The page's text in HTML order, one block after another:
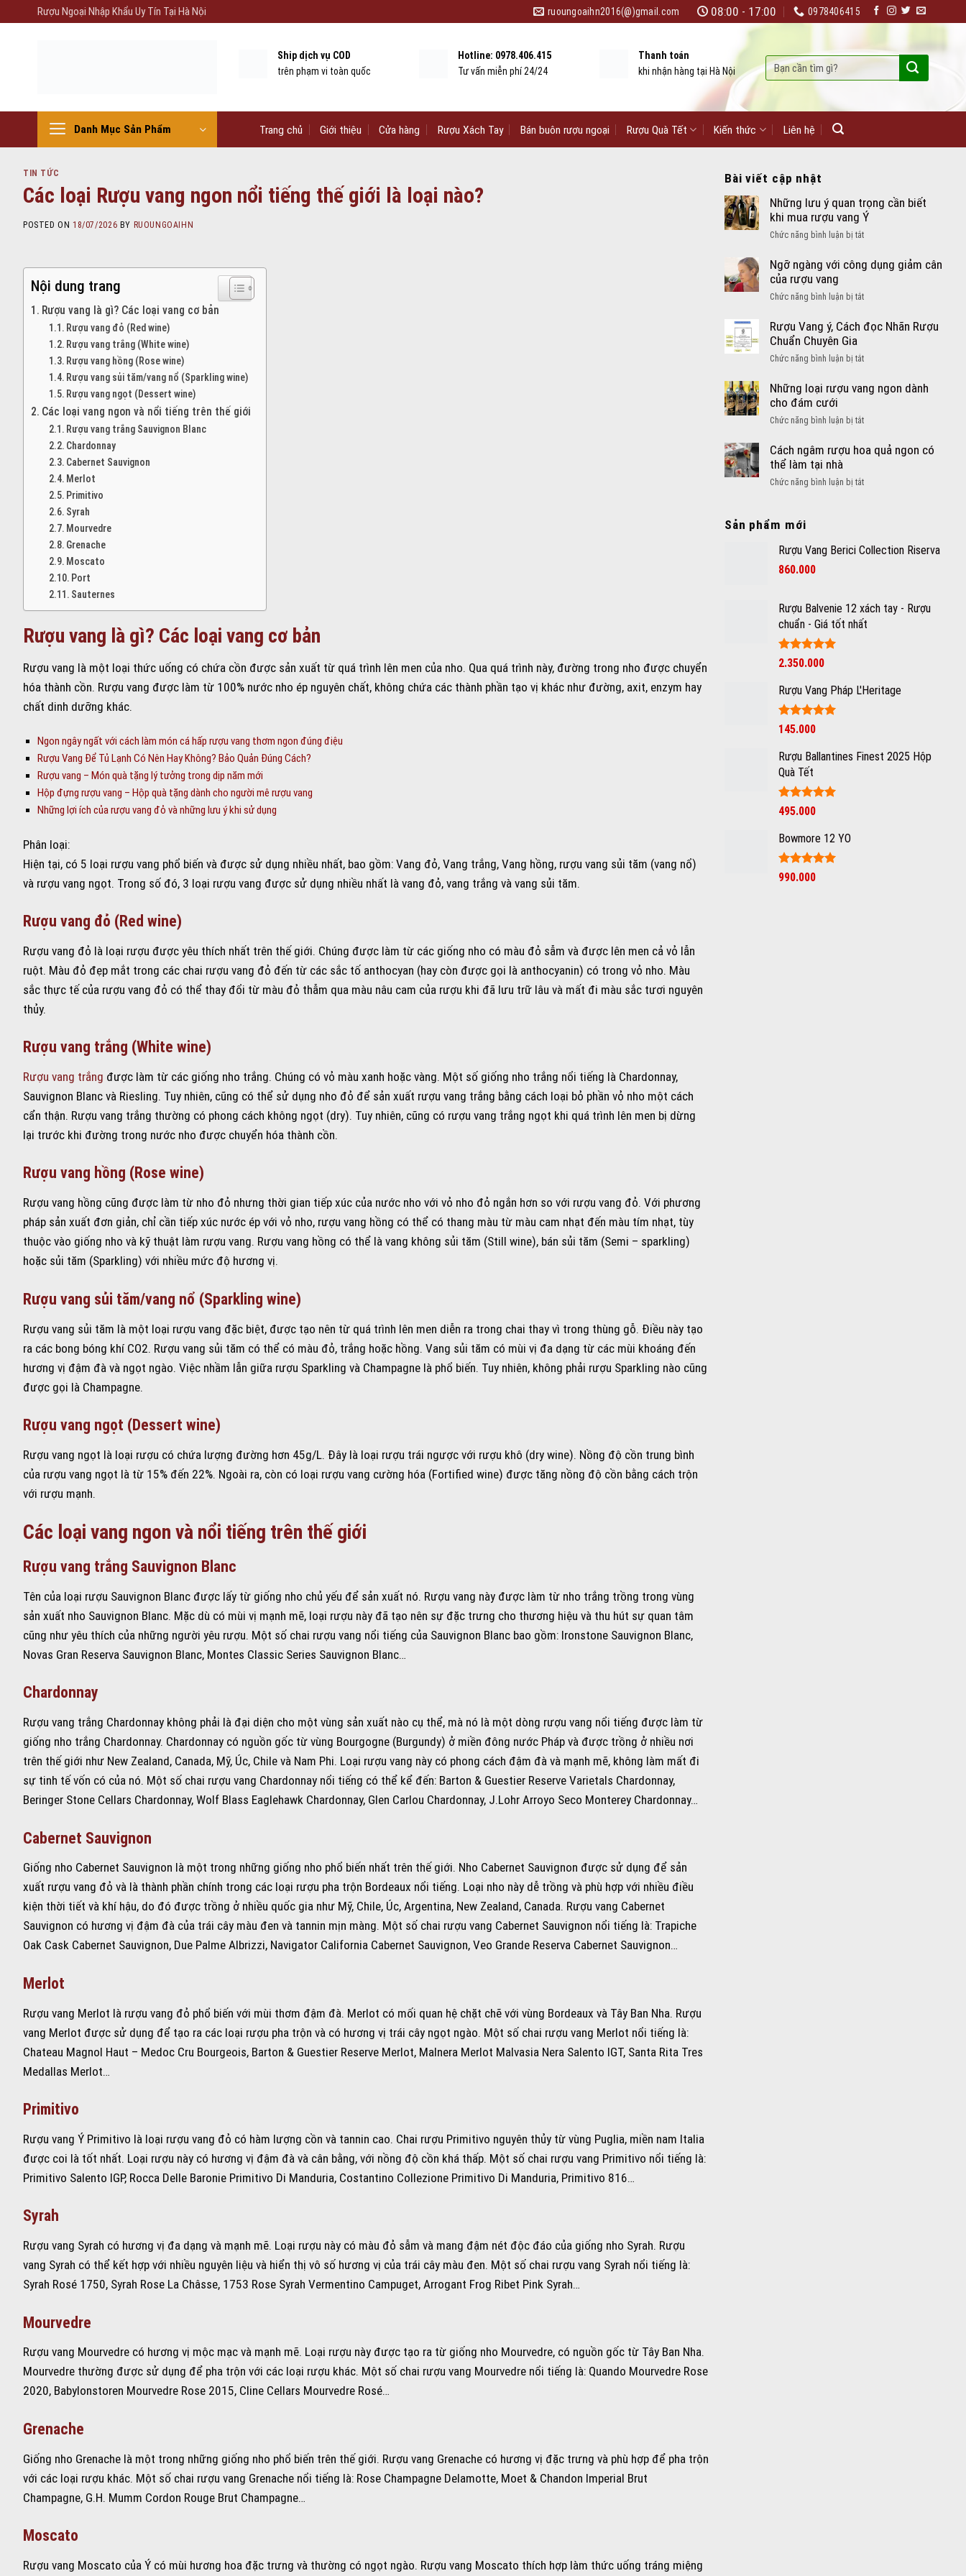
Rượu Ngoại Nhập Khẩu Uy Tín Tại Hà Nội ruoungoaihn2016(@)gmail.com 08:00 - 17:00 0978406415
Ship dịch vụ COD
trên phạm vi toàn quốc
Hotline: 0978.406.415
Tư vấn miễn phí 24/24
Thanh toán
khi nhận hàng tại Hà Nội
Tìm
kiếm:
Danh Mục Sản Phẩm Trang chủ Giới thiệu Cửa hàng Rượu Xách Tay Bán buôn rượu ngoại Rượu Quà Tết Kiến thức Liên hệ
TIN TỨC
Các loại Rượu vang ngon nổi tiếng thế giới là loại nào?
POSTED ON 18/07/2026 BY RUOUNGOAIHN
Nội dung trang
Rượu vang là gì? Các loại vang cơ bản
Rượu vang đỏ (Red wine)
Rượu vang trắng (White wine)
Rượu vang hồng (Rose wine)
Rượu vang sủi tăm/vang nổ (Sparkling wine)
Rượu vang ngọt (Dessert wine)
Các loại vang ngon và nổi tiếng trên thế giới
Rượu vang trắng Sauvignon Blanc
Chardonnay
Cabernet Sauvignon
Merlot
Primitivo
Syrah
Mourvedre
Grenache
Moscato
Port
Sauternes
Rượu vang là gì? Các loại vang cơ bản
Rượu vang là một loại thức uống có chứa cồn được sản xuất từ quá trình lên men của nho. Qua quá trình này, đường trong nho được chuyển
hóa thành cồn. Rượu vang được làm từ 100% nước nho ép nguyên chất, không chứa các thành phần tạo vị khác như đường, axit, enzym hay
chất dinh dưỡng khác.
Ngon ngây ngất với cách làm món cá hấp rượu vang thơm ngon đúng điệu
Rượu Vang Để Tủ Lạnh Có Nên Hay Không? Bảo Quản Đúng Cách?
Rượu vang – Món quà tặng lý tưởng trong dịp năm mới
Hộp đựng rượu vang – Hộp quà tặng dành cho người mê rượu vang
Những lợi ích của rượu vang đỏ và những lưu ý khi sử dụng
Phân loại:
Hiện tại, có 5 loại rượu vang phổ biến và được sử dụng nhiều nhất, bao gồm: Vang đỏ, Vang trắng, Vang hồng, rượu vang sủi tăm (vang nổ)
và rượu vang ngọt. Trong số đó, 3 loại rượu vang được sử dụng nhiều nhất là vang đỏ, vang trắng và vang sủi tăm.
Rượu vang đỏ (Red wine)
Rượu vang đỏ là loại rượu được yêu thích nhất trên thế giới. Chúng được làm từ các giống nho có màu đỏ sẫm và được lên men cả vỏ lẫn
ruột. Màu đỏ đẹp mắt trong các chai rượu vang đỏ đến từ các sắc tố anthocyan (hay còn được gọi là anthocyanin) có trong vỏ nho. Màu
sắc thực tế của rượu vang đỏ có thể thay đổi từ màu đỏ thẫm qua màu nâu cam của rượu khi đã lưu trữ lâu và mất đi màu sắc tươi nguyên
thủy.
Rượu vang trắng (White wine)
Rượu vang trắng được làm từ các giống nho trắng. Chúng có vỏ màu xanh hoặc vàng. Một số giống nho trắng nổi tiếng là Chardonnay,
Sauvignon Blanc và Riesling. Tuy nhiên, cũng có thể sử dụng nho đỏ để sản xuất rượu vang trắng bằng cách loại bỏ phần vỏ nho một cách
cẩn thận. Rượu vang trắng thường có phong cách không ngọt (dry). Tuy nhiên, cũng có rượu vang trắng ngọt khi quá trình lên men bị dừng
lại trước khi đường trong nước nho được chuyển hóa thành cồn.
Rượu vang hồng (Rose wine)
Rượu vang hồng cũng được làm từ nho đỏ nhưng thời gian tiếp xúc của nước nho với vỏ nho đỏ ngắn hơn so với rượu vang đỏ. Với phương
pháp sản xuất đơn giản, chỉ cần tiếp xúc nước ép với vỏ nho, rượu vang hồng có thể có thang màu từ màu cam nhạt đến màu tím nhạt, tùy
thuộc vào giống nho và kỹ thuật làm rượu vang. Rượu vang hồng có thể là vang không sủi tăm (Still wine), bán sủi tăm (Semi – sparkling)
hoặc sủi tăm (Sparkling) với nhiều mức độ hương vị.
Rượu vang sủi tăm/vang nổ (Sparkling wine)
Rượu vang sủi tăm là một loại rượu vang đặc biệt, được tạo nên từ quá trình lên men diễn ra trong chai thay vì trong thùng gỗ. Điều này tạo
ra các bong bóng khí CO2. Rượu vang sủi tăm có thể có màu đỏ, trắng hoặc hồng. Vang sủi tăm có mùi vị đa dạng từ các mùi khoáng đến
hương vị đậm đà và ngọt ngào. Việc nhầm lẫn giữa rượu Sparkling và Champagne là phổ biến. Tuy nhiên, không phải rượu Sparkling nào cũng
được gọi là Champagne.
Rượu vang ngọt (Dessert wine)
Rượu vang ngọt là loại rượu có chứa lượng đường hơn 45g/L. Đây là loại rượu trái ngược với rượu khô (dry wine). Nồng độ cồn trung bình
của rượu vang ngọt là từ 15% đến 22%. Ngoài ra, còn có loại rượu vang cường hóa (Fortified wine) được tăng nồng độ cồn bằng cách trộn
với rượu mạnh.
Các loại vang ngon và nổi tiếng trên thế giới
Rượu vang trắng Sauvignon Blanc
Tên của loại rượu Sauvignon Blanc được lấy từ giống nho chủ yếu để sản xuất nó. Rượu vang này được làm từ nho trắng trồng trong vùng
sản xuất nho Sauvignon Blanc. Mặc dù có mùi vị mạnh mẽ, loại rượu này đã tạo nên sự đặc trưng cho thương hiệu và thu hút sự quan tâm
cũng như yêu thích của những người yêu rượu. Một số chai rượu vang nổi tiếng của Sauvignon Blanc bao gồm: Ironstone Sauvignon Blanc,
Novas Gran Reserva Sauvignon Blanc, Montes Classic Series Sauvignon Blanc…
Chardonnay
Rượu vang trắng Chardonnay không phải là đại diện cho một vùng sản xuất nào cụ thể, mà nó là một dòng rượu vang nổi tiếng được làm từ
giống nho trắng Chardonnay. Chardonnay có nguồn gốc từ vùng Bourgogne (Burgundy) ở miền đông nước Pháp và được trồng ở nhiều nơi
trên thế giới như New Zealand, Canada, Mỹ, Úc, Chile và Nam Phi. Loại rượu vang này có phong cách đậm đà và mạnh mẽ, không làm mất đi
sự tinh tế vốn có của nó. Một số chai rượu vang Chardonnay nổi tiếng có thể kể đến: Barton & Guestier Reserve Varietals Chardonnay,
Beringer Stone Cellars Chardonnay, Wolf Blass Eaglehawk Chardonnay, Glen Carlou Chardonnay, J.Lohr Arroyo Seco Monterey Chardonnay…
Cabernet Sauvignon
Giống nho Cabernet Sauvignon là một trong những giống nho phổ biến nhất trên thế giới. Nho Cabernet Sauvignon được sử dụng để sản
xuất rượu vang đỏ và là thành phần chính trong các loại rượu pha trộn Bordeaux nổi tiếng. Loại nho này dễ trồng và phù hợp với nhiều điều
kiện thời tiết và khí hậu, do đó được trồng ở nhiều quốc gia như Mỹ, Chile, Úc, Argentina, New Zealand, Canada. Rượu vang Cabernet
Sauvignon có hương vị đậm đà của trái cây màu đen và tannin mịn màng. Một số chai rượu vang Cabernet Sauvignon nổi tiếng là: Trapiche
Oak Cask Cabernet Sauvignon, Due Palme Albrizzi, Navigator California Cabernet Sauvignon, Veo Grande Reserva Cabernet Sauvignon…
Merlot
Rượu vang Merlot là rượu vang đỏ phổ biến với mùi thơm đậm đà. Merlot có mối quan hệ chặt chẽ với vùng Bordeaux và Tây Ban Nha. Rượu
vang Merlot được sử dụng để tạo ra các loại rượu pha trộn và có hương vị trái cây ngọt ngào. Một số chai rượu vang Merlot nổi tiếng là:
Chateau Magnol Haut – Medoc Cru Bourgeois, Barton & Guestier Reserve Merlot, Malnera Merlot Malvasia Nera Salento IGT, Santa Rita Tres
Medallas Merlot…
Primitivo
Rượu vang Ý Primitivo là loại rượu vang đỏ có hàm lượng cồn và tannin cao. Chai rượu Primitivo nguyên thủy từ vùng Puglia, miền nam Italia
được coi là tốt nhất. Loại rượu này có hương vị đậm đà và cân bằng, với nồng độ cồn khá thấp. Một số chai rượu vang Primitivo nổi tiếng là:
Primitivo Salento IGP, Rocca Delle Baronie Primitivo Di Manduria, Costantino Collezione Primitivo Di Manduria, Primitivo 816…
Syrah
Rượu vang Syrah có hương vị đa dạng và mạnh mẽ. Loại rượu này có màu đỏ sẫm và mang đậm nét độc đáo của giống nho Syrah. Rượu
vang Syrah có thể kết hợp với nhiều nguyên liệu và hiển thị vô số hương vị của trái cây màu đen. Một số chai rượu vang Syrah nổi tiếng là:
Syrah Rosé 1750, Syrah Rose La Châsse, 1753 Rose Syrah Vermentino Campuget, Arrogant Frog Ribet Pink Syrah…
Mourvedre
Rượu vang Mourvedre có hương vị mộc mạc và mạnh mẽ. Loại rượu này được tạo ra từ giống nho Mourvedre, có nguồn gốc từ Tây Ban Nha.
Mourvedre thường được sử dụng để pha trộn với các loại rượu khác. Một số chai rượu vang Mourvedre nổi tiếng là: Quando Mourvedre Rose
2020, Babylonstoren Mourvedre Rose 2015, Cline Cellars Mourvedre Rosé…
Grenache
Giống nho Grenache là một trong những giống nho phổ biến trên thế giới. Rượu vang Grenache có hương vị đặc trưng và phù hợp để pha trộn
với các loại rượu khác. Một số chai rượu vang Grenache nổi tiếng là: Rose Champagne Delamotte, Moet & Chandon Imperial Brut
Champagne, G.H. Mumm Cordon Rouge Brut Champagne…
Moscato
Rượu vang Moscato của Ý có mùi hương hoa đặc trưng và thường có ngọt ngào. Rượu vang Moscato thích hợp làm thức uống tráng miệng
Bài viết cập nhật
Những lưu ý quan trọng cần biết
khi mua rượu vang Ý
Chức năng bình luận bị tắtở
lưu
trọng
biết
mua
vang
Ngỡ ngàng với công dụng giảm cân
của rượu vang
Chức năng bình luận bị tắtở
ngàng
dụng
cân
rượu
Rượu Vang ý, Cách đọc Nhãn Rượu
Chuẩn Chuyên Gia
Chức năng bình luận bị tắtở
Vang
đọc
Rượu
Chuyên
Những loại rượu vang ngon dành
cho đám cưới
Chức năng bình luận bị tắtở
loại
ngon
Cách ngâm rượu hoa quả ngon có
thể làm tại nhà
Chức năng bình luận bị tắtở
quả
làm
tại
Sản phẩm mới
Rượu Vang Berici Collection Riserva
860.000
Rượu Balvenie 12 xách tay - Rượu
chuẩn - Giá tốt nhất
Được xếp
sao
2.350.000
Rượu Vang Pháp L'Heritage
Được xếp
sao
145.000
Rượu Ballantines Finest 2025 Hộp
Quà Tết
Được xếp
sao
495.000
Bowmore 12 YO
Được xếp
990.000